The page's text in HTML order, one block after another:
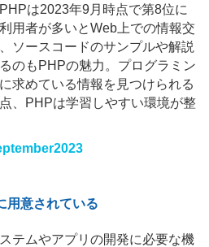
は2023年9月時点で第8位に
用者が多いとWeb上での情報交
ソースコードのサンプルや解説
のもPHPの魅力。プログラミン
求めている情報を見つけられる
、PHPは学習しやすい環境が整
用意されている
テムやアプリの開発に必要な機